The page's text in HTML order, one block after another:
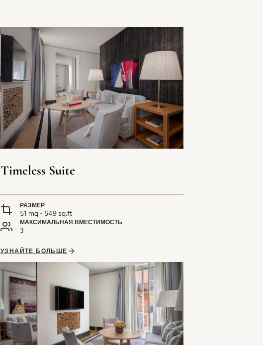
Timeless Suite
РАЗМЕР
51 mq - 549 sq.ft
МАКСИМАЛЬНАЯ ВМЕСТИМОСТЬ
3
УЗНАЙТЕ БОЛЬШЕ